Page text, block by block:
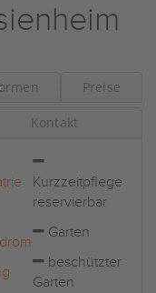
Preise
Kontakt
Kurzzeitpflege
reservierbar
Garten
beschützter
Garten